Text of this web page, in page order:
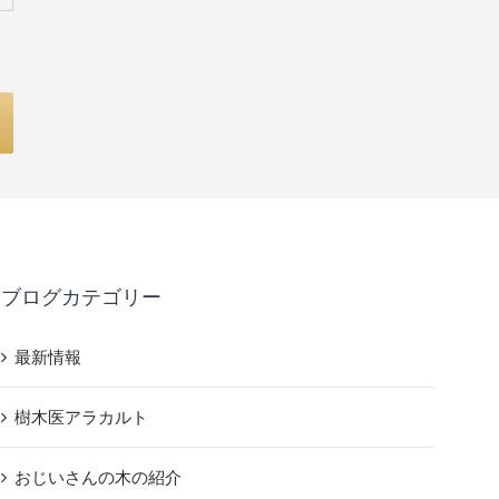
ブログカテゴリー
最新情報
樹木医アラカルト
おじいさんの木の紹介